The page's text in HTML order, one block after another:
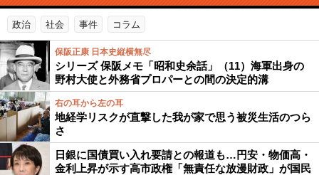
政治 社会 事件 コラム
保阪正康 日本史縦横無尽
シリーズ 保阪メモ「昭和史余話」（11）海軍出身の
野村大使と外務省プロパーとの間の決定的溝
右の耳から左の耳
地経学リスクが直撃した我が家で思う被災生活のつら
さ
日銀に国債買い入れ要請との報道も…円安・物価高・
金利上昇が示す高市政権「無責任な放漫財政」が国民